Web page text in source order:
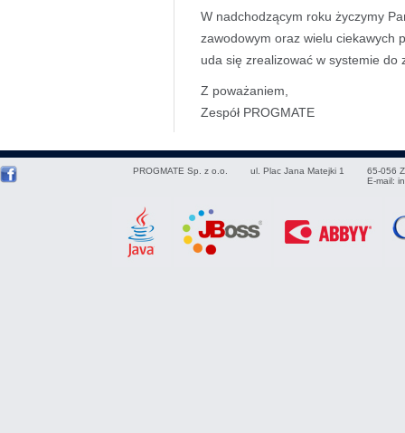
W nadchodzącym roku życzymy
zawodowym oraz wielu ciekawych
uda się zrealizować w systemie do
Z poważaniem,
Zespół PROGMATE
PROGMATE Sp. z o.o. ul. Plac Jana Matejki 1 65-056
E-mail: